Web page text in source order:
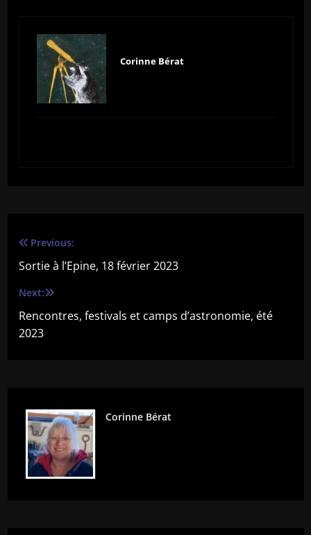
Corinne Bérat
Navigation
de
l’article
Previous:
Sortie à l’Epine, 18 février 2023
Next:
Rencontres, festivals et camps d’astronomie, été
2023
Corinne Bérat